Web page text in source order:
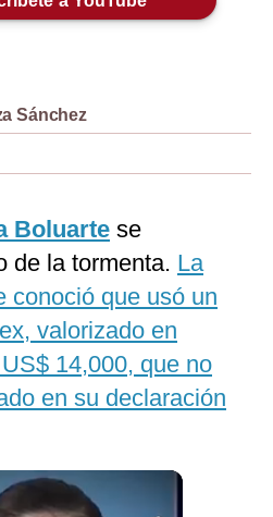
Sánchez
Boluarte se
de la tormenta. La
conoció que usó un
valorizado en
14,000, que no
en su declaración